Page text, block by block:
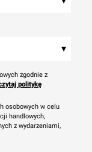
▾
zgodnie z
politykę
osobowych w celu
handlowych,
z wydarzeniami,